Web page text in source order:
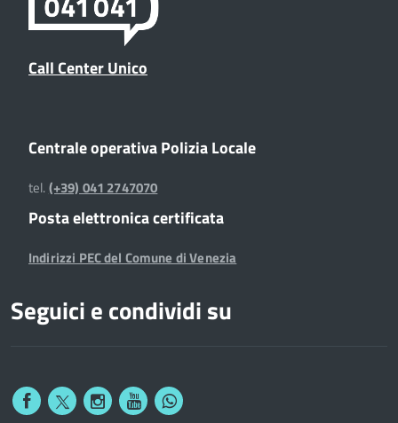
Call Center Unico
Centrale operativa Polizia Locale
tel.(+39) 041 2747070
Posta elettronica certificata
Indirizzi PEC del Comune di Venezia
Seguici e condividi su